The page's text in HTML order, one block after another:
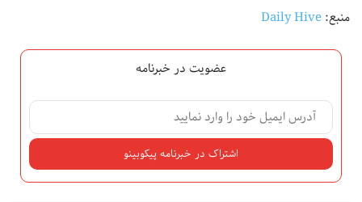
منبع:Daily Hive
عضویت در خبرنامه